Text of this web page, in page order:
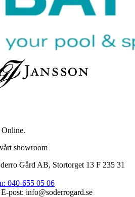
showroom
Gård AB, Stortorget 13 F 235 31
040-655 05 06
E-post: info@soderrogard.se